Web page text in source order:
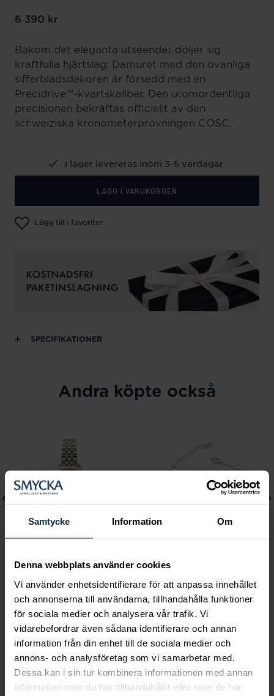
Samtycke Information Om
Denna webbplats använder cookies
Vi använder enhetsidentifierare för att anpassa innehållet
och annonserna till användarna, tillhandahålla funktioner
för sociala medier och analysera vår trafik. Vi
vidarebefordrar även sådana identifierare och annan
information från din enhet till de sociala medier och
annons- och analysföretag som vi samarbetar med.
Dessa kan i sin tur kombinera informationen med annan
information som du har tillhandahållit eller som de har
Pris:6 390 kr
6 390 kr
Bakom det eleganta utseendet döljer sig
kraftfulla hjärtslag: Damuret med den ovanliga
sifferbladsdekoren är försedd med en
Precidrive™-kvartskaliber. Den utomordentliga
precisionen bekräftas officiellt av den
schweiziska kronometerprovningen COSC.
I lager levereras inom 3-5 vardagar
LÄGG I VARUKORGEN
Lägg till i favoriter
SPECIFIKATIONER
Andra köpte också
Mockberg
Royal Watch 28 mm
Pris:2 399 kr
2 399 kr
Lily and Rose
Emily pearl bracelet -
Ivory
Pris:349 kr
349 kr
Smycka tar ansvar för ett hållbart